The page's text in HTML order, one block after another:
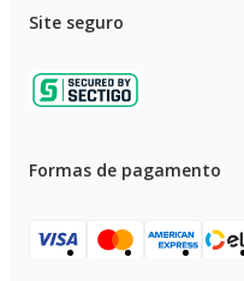
Site seguro
Formas de pagamento